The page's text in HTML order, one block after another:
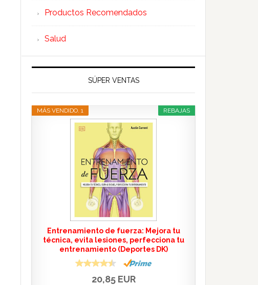
Productos Recomendados
Salud
SÚPER VENTAS
REBAJAS
MÁS VENDIDO. 1
Entrenamiento de fuerza: Mejora tu
técnica, evita lesiones, perfecciona tu
entrenamiento (Deportes DK)
20,85 EUR